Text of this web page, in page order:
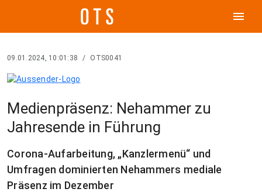
menu
09.01.2024, 10:01:38 / OTS0041
Medienpräsenz: Nehammer zu
Jahresende in Führung
Corona-Aufarbeitung, „Kanzlermenü“ und
Umfragen dominierten Nehammers mediale
Präsenz im Dezember